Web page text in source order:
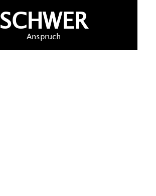
SCHWER
Anspruch